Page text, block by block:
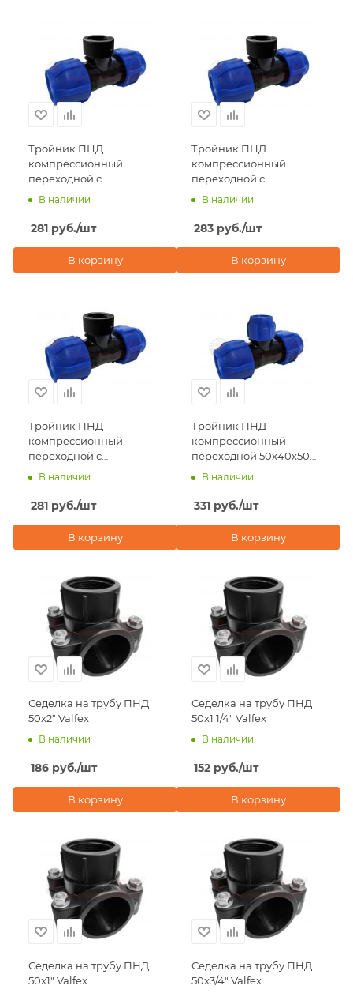
Тройник ПНД
компрессионный
переходной с
внутренней резьбой
В наличии
281 руб./шт
В корзину
Тройник ПНД
компрессионный
переходной с
внутренней резьбой
В наличии
283 руб./шт
В корзину
Тройник ПНД
компрессионный
переходной с
внутренней резьбой
В наличии
281 руб./шт
В корзину
Тройник ПНД
компрессионный
переходной 50х40х50
мм Valfex
В наличии
331 руб./шт
В корзину
Седелка на трубу ПНД
50х2" Valfex
В наличии
186 руб./шт
В корзину
Седелка на трубу ПНД
50х1 1/4" Valfex
В наличии
152 руб./шт
В корзину
Седелка на трубу ПНД
50х1" Valfex
Седелка на трубу ПНД
50х3/4" Valfex